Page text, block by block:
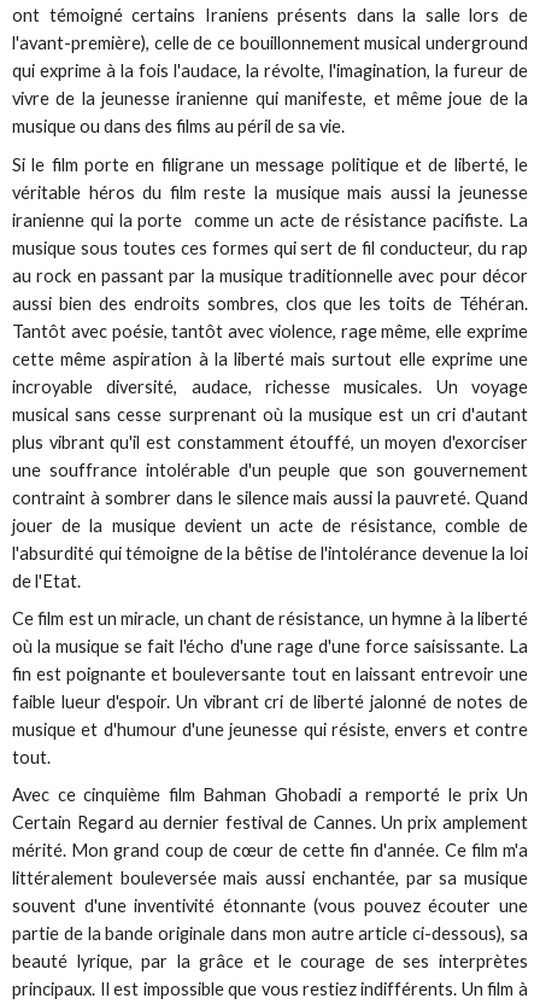
ont témoigné certains Iraniens présents dans la salle lors de
l'avant-première), celle de ce bouillonnement musical underground
qui exprime à la fois l'audace, la révolte, l'imagination, la fureur de
vivre de la jeunesse iranienne qui manifeste, et même joue de la
musique ou dans des films au péril de sa vie.
Si le film porte en filigrane un message politique et de liberté, le
véritable héros du film reste la musique mais aussi la jeunesse
iranienne qui la porte comme un acte de résistance pacifiste. La
musique sous toutes ces formes qui sert de fil conducteur, du rap
au rock en passant par la musique traditionnelle avec pour décor
aussi bien des endroits sombres, clos que les toits de Téhéran.
Tantôt avec poésie, tantôt avec violence, rage même, elle exprime
cette même aspiration à la liberté mais surtout elle exprime une
incroyable diversité, audace, richesse musicales. Un voyage
musical sans cesse surprenant où la musique est un cri d'autant
plus vibrant qu'il est constamment étouffé, un moyen d'exorciser
une souffrance intolérable d'un peuple que son gouvernement
contraint à sombrer dans le silence mais aussi la pauvreté. Quand
jouer de la musique devient un acte de résistance, comble de
l'absurdité qui témoigne de la bêtise de l'intolérance devenue la loi
de l'Etat.
Ce film est un miracle, un chant de résistance, un hymne à la liberté
où la musique se fait l'écho d'une rage d'une force saisissante. La
fin est poignante et bouleversante tout en laissant entrevoir une
faible lueur d'espoir. Un vibrant cri de liberté jalonné de notes de
musique et d'humour d'une jeunesse qui résiste, envers et contre
tout.
Avec ce cinquième film Bahman Ghobadi a remporté le prix Un
Certain Regard au dernier festival de Cannes. Un prix amplement
mérité. Mon grand coup de cœur de cette fin d'année. Ce film m'a
littéralement bouleversée mais aussi enchantée, par sa musique
souvent d'une inventivité étonnante (vous pouvez écouter une
partie de la bande originale dans mon autre article ci-dessous), sa
beauté lyrique, par la grâce et le courage de ses interprètes
principaux. Il est impossible que vous restiez indifférents. Un film à